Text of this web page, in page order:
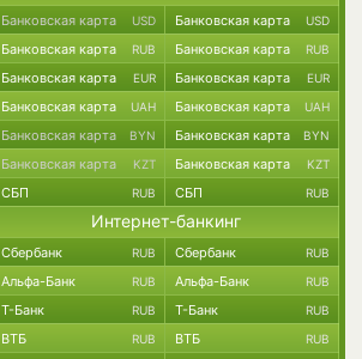
Банковская карта USD Банковская карта USD
Банковская карта RUB Банковская карта RUB
Банковская карта EUR Банковская карта EUR
Банковская карта UAH Банковская карта UAH
Банковская карта BYN Банковская карта BYN
Банковская карта KZT Банковская карта KZT
СБП RUB СБП RUB
Интернет-банкинг
Сбербанк RUB Сбербанк RUB
Альфа-Банк RUB Альфа-Банк RUB
Т-Банк RUB Т-Банк RUB
ВТБ RUB ВТБ RUB